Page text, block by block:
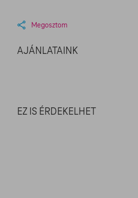
Megosztom
AJÁNLATAINK
EZ IS ÉRDEKELHET